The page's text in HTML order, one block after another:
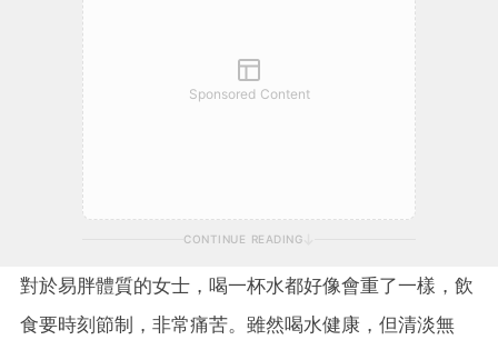
Sponsored Content
CONTINUE READING
對於易胖體質的女士，喝一杯水都好像會重了一樣，飲
食要時刻節制，非常痛苦。雖然喝水健康，但清淡無